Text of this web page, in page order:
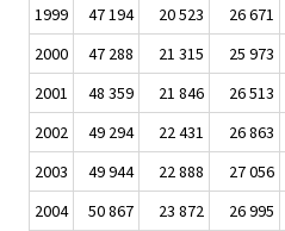
1999
47 194 20 523 26 671
2000
47 288 21 315 25 973
2001
48 359 21 846 26 513
2002
49 294 22 431 26 863
2003
49 944 22 888 27 056
2004
50 867 23 872 26 995